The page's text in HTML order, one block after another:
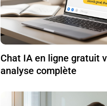
Chat IA en ligne gratuit
analyse complète